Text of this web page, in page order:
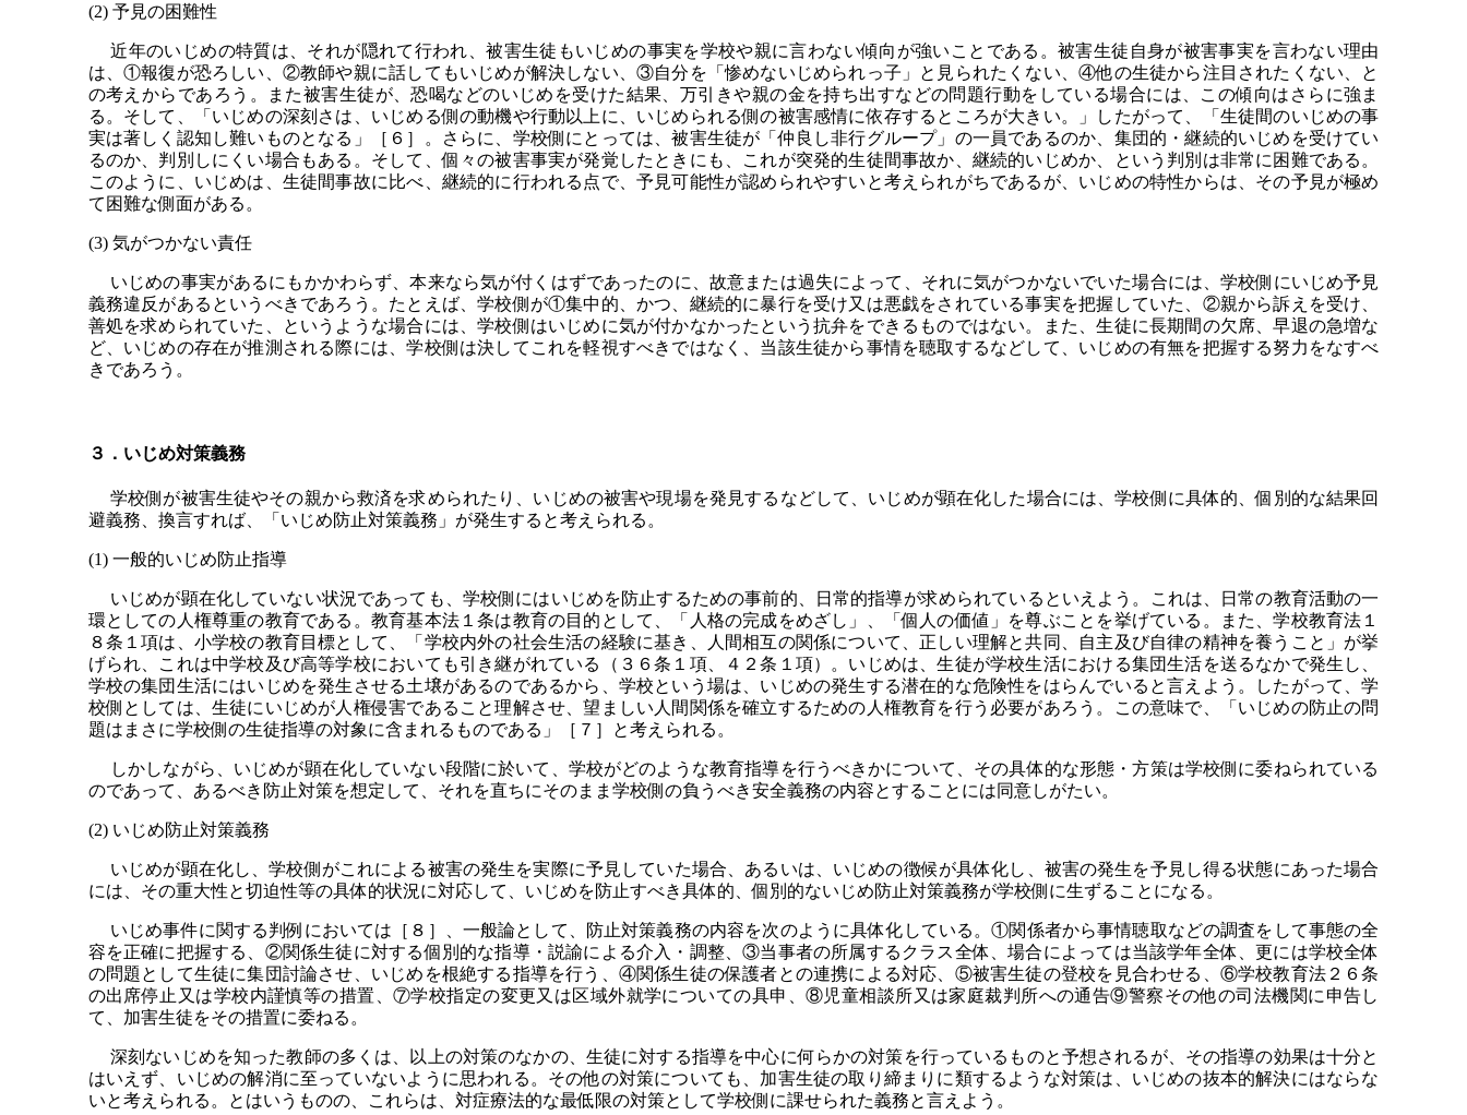
(2) 予見の困難性
近年のいじめの特質は、それが隠れて行われ、被害生徒もいじめの事実を学校や親に言わない傾向が強いことである。被害生徒自身が被害事実を言わない理由
は、①報復が恐ろしい、②教師や親に話してもいじめが解決しない、③自分を「惨めないじめられっ子」と見られたくない、④他の生徒から注目されたくない、と
の考えからであろう。また被害生徒が、恐喝などのいじめを受けた結果、万引きや親の金を持ち出すなどの問題行動をしている場合には、この傾向はさらに強ま
る。そして、「いじめの深刻さは、いじめる側の動機や行動以上に、いじめられる側の被害感情に依存するところが大きい。」したがって、「生徒間のいじめの事
実は著しく認知し難いものとなる」［６］。さらに、学校側にとっては、被害生徒が「仲良し非行グループ」の一員であるのか、集団的・継続的いじめを受けてい
るのか、判別しにくい場合もある。そして、個々の被害事実が発覚したときにも、これが突発的生徒間事故か、継続的いじめか、という判別は非常に困難である。
このように、いじめは、生徒間事故に比べ、継続的に行われる点で、予見可能性が認められやすいと考えられがちであるが、いじめの特性からは、その予見が極め
て困難な側面がある。
(3) 気がつかない責任
いじめの事実があるにもかかわらず、本来なら気が付くはずであったのに、故意または過失によって、それに気がつかないでいた場合には、学校側にいじめ予見
義務違反があるというべきであろう。たとえば、学校側が①集中的、かつ、継続的に暴行を受け又は悪戯をされている事実を把握していた、②親から訴えを受け、
善処を求められていた、というような場合には、学校側はいじめに気が付かなかったという抗弁をできるものではない。また、生徒に長期間の欠席、早退の急増な
ど、いじめの存在が推測される際には、学校側は決してこれを軽視すべきではなく、当該生徒から事情を聴取するなどして、いじめの有無を把握する努力をなすべ
きであろう。
３．いじめ対策義務
学校側が被害生徒やその親から救済を求められたり、いじめの被害や現場を発見するなどして、いじめが顕在化した場合には、学校側に具体的、個別的な結果回
避義務、換言すれば、「いじめ防止対策義務」が発生すると考えられる。
(1) 一般的いじめ防止指導
いじめが顕在化していない状況であっても、学校側にはいじめを防止するための事前的、日常的指導が求められているといえよう。これは、日常の教育活動の一
環としての人権尊重の教育である。教育基本法１条は教育の目的として、「人格の完成をめざし」、「個人の価値」を尊ぶことを挙げている。また、学校教育法１
８条１項は、小学校の教育目標として、「学校内外の社会生活の経験に基き、人間相互の関係について、正しい理解と共同、自主及び自律の精神を養うこと」が挙
げられ、これは中学校及び高等学校においても引き継がれている（３６条１項、４２条１項）。いじめは、生徒が学校生活における集団生活を送るなかで発生し、
学校の集団生活にはいじめを発生させる土壌があるのであるから、学校という場は、いじめの発生する潜在的な危険性をはらんでいると言えよう。したがって、学
校側としては、生徒にいじめが人権侵害であること理解させ、望ましい人間関係を確立するための人権教育を行う必要があろう。この意味で、「いじめの防止の問
題はまさに学校側の生徒指導の対象に含まれるものである」［７］と考えられる。
しかしながら、いじめが顕在化していない段階に於いて、学校がどのような教育指導を行うべきかについて、その具体的な形態・方策は学校側に委ねられている
のであって、あるべき防止対策を想定して、それを直ちにそのまま学校側の負うべき安全義務の内容とすることには同意しがたい。
(2) いじめ防止対策義務
いじめが顕在化し、学校側がこれによる被害の発生を実際に予見していた場合、あるいは、いじめの徴候が具体化し、被害の発生を予見し得る状態にあった場合
には、その重大性と切迫性等の具体的状況に対応して、いじめを防止すべき具体的、個別的ないじめ防止対策義務が学校側に生ずることになる。
いじめ事件に関する判例においては［８］、一般論として、防止対策義務の内容を次のように具体化している。①関係者から事情聴取などの調査をして事態の全
容を正確に把握する、②関係生徒に対する個別的な指導・説諭による介入・調整、③当事者の所属するクラス全体、場合によっては当該学年全体、更には学校全体
の問題として生徒に集団討論させ、いじめを根絶する指導を行う、④関係生徒の保護者との連携による対応、⑤被害生徒の登校を見合わせる、⑥学校教育法２６条
の出席停止又は学校内謹慎等の措置、⑦学校指定の変更又は区域外就学についての具申、⑧児童相談所又は家庭裁判所への通告⑨警察その他の司法機関に申告し
て、加害生徒をその措置に委ねる。
深刻ないじめを知った教師の多くは、以上の対策のなかの、生徒に対する指導を中心に何らかの対策を行っているものと予想されるが、その指導の効果は十分と
はいえず、いじめの解消に至っていないように思われる。その他の対策についても、加害生徒の取り締まりに類するような対策は、いじめの抜本的解決にはならな
いと考えられる。とはいうものの、これらは、対症療法的な最低限の対策として学校側に課せられた義務と言えよう。